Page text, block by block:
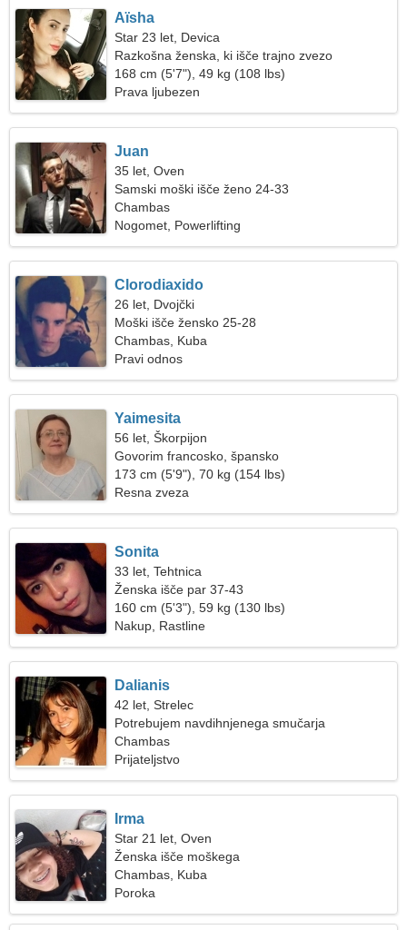
Aïsha
Star 23 let, Devica
Razkošna ženska, ki išče trajno zvezo
168 cm (5'7"), 49 kg (108 lbs)
Prava ljubezen
Juan
35 let, Oven
Samski moški išče ženo 24-33
Chambas
Nogomet, Powerlifting
Clorodiaxido
26 let, Dvojčki
Moški išče žensko 25-28
Chambas, Kuba
Pravi odnos
Yaimesita
56 let, Škorpijon
Govorim francosko, špansko
173 cm (5'9"), 70 kg (154 lbs)
Resna zveza
Sonita
33 let, Tehtnica
Ženska išče par 37-43
160 cm (5'3"), 59 kg (130 lbs)
Nakup, Rastline
Dalianis
42 let, Strelec
Potrebujem navdihnjenega smučarja
Chambas
Prijateljstvo
Irma
Star 21 let, Oven
Ženska išče moškega
Chambas, Kuba
Poroka